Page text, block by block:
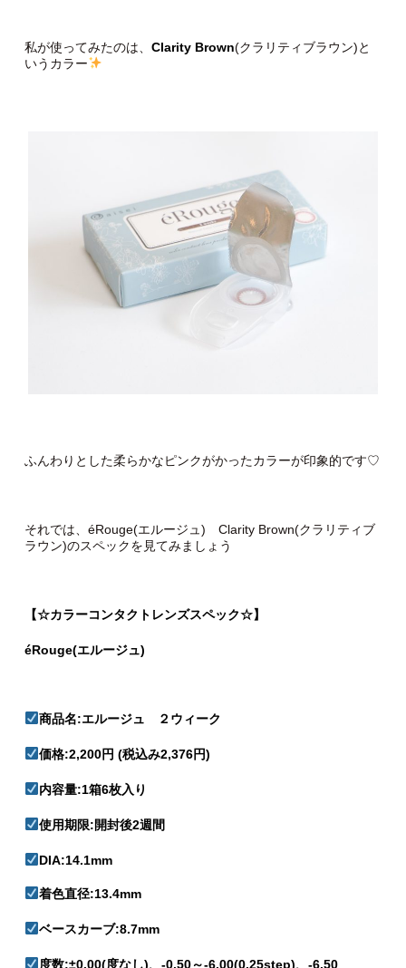
私が使ってみたのは、 Clarity Brown(クラリティブラウン)と
いうカラー
ふんわりとした柔らかなピンクがかったカラーが印象的です♡
それでは、éRouge(エルージュ) Clarity Brown(クラリティブ
ラウン)のスペックを見てみましょう
【☆カラーコンタクトレンズスペック☆】
éRouge(エルージュ)
商品名:エルージュ ２ウィーク
価格:2,200円 (税込み2,376円)
内容量:1箱6枚入り
使用期限:開封後2週間
DIA:14.1mm
着色直径:13.4mm
ベースカーブ:8.7mm
度数:±0.00(度なし)、-0.50～-6.00(0.25step)、-6.50